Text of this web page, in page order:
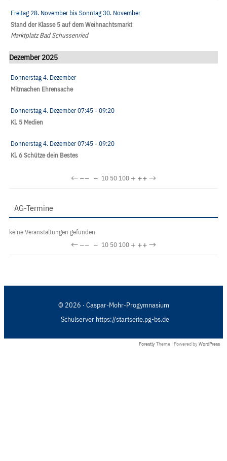
Freitag 28. Novemberbis Sonntag 30. November
Stand der Klasse 5 auf dem Weihnachtsmarkt
Marktplatz Bad Schussenried
Dezember 2025
Donnerstag 4. Dezember
Mitmachen Ehrensache
Donnerstag 4. Dezember07:45- 09:20
Kl. 5 Medien
Donnerstag 4. Dezember07:45- 09:20
Kl. 6 Schütze dein Bestes
←−− − 10 50100 + ++→
AG-Termine
keine Veranstaltungen gefunden
←−− − 10 50100 + ++→
© 2026 · Caspar-Mohr-Progymnasium
Schulserver https://startseite.pg-bs.de
Forestly Theme | Powered by WordPress